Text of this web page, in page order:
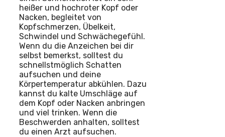
heißer und hochroter Kopf oder
Nacken, begleitet von
Kopfschmerzen, Übelkeit,
Schwindel und Schwächegefühl.
Wenn du die Anzeichen bei dir
selbst bemerkst, solltest du
schnellstmöglich Schatten
aufsuchen und deine
Körpertemperatur abkühlen. Dazu
kannst du kalte Umschläge auf
dem Kopf oder Nacken anbringen
und viel trinken. Wenn die
Beschwerden anhalten, solltest
du einen Arzt aufsuchen.